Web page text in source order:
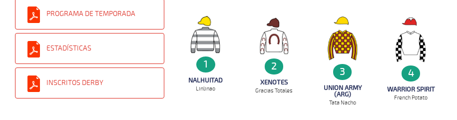
PROGRAMA DE TEMPORADA
ESTADÍSTICAS
INSCRITOS DERBY
1
NALHUITAD
Linlinao
2
XENOTES
Gracias Totales
3
UNION ARMY
(ARG)
Tata Nacho
4
WARRIOR SPIRIT
French Potato